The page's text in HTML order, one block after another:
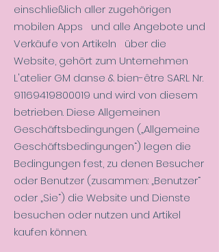
einschließlich aller zugehörigen
mobilen Apps und alle Angebote und
Verkäufe von Artikeln über die
Website, gehört zum Unternehmen
L'atelier GM danse & bien-être SARL Nr.
91169419800019 und wird von diesem
betrieben. Diese Allgemeinen
Geschäftsbedingungen („Allgemeine
Geschäftsbedingungen“) legen die
Bedingungen fest, zu denen Besucher
oder Benutzer (zusammen: „Benutzer“
oder „Sie“) die Website und Dienste
besuchen oder nutzen und Artikel
kaufen können.